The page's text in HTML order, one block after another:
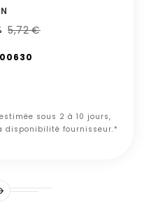
5,72 €
sous 2 à 10 jours,
disponibilité fournisseur.*